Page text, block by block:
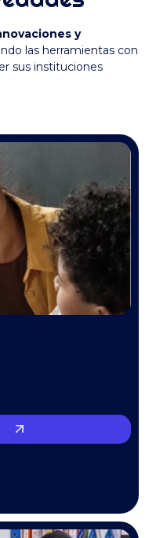
y
las herramientas con
sus instituciones